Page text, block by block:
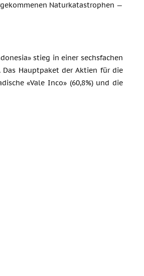
Naturkatastrophen —
stieg in einer sechsfachen
Das Hauptpaket der Aktien für die
«Vale Inco» (60,8%) und die